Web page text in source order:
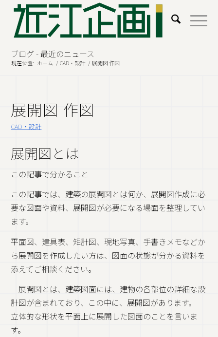
ブログ - 最近のニュース
現在位置: ホーム / CAD・設計 / 展開図 作図
展開図 作図
CAD・設計
展開図とは
この記事で分かること
この記事では、建築の展開図とは何か、展開図作成に必
要な図面や資料、展開図が必要になる場面を整理してい
ます。
平面図、建具表、矩計図、現地写真、手書きメモなどか
ら展開図を作成したい方は、図面の状態が分かる資料を
添えてご相談ください。
展開図とは、建築図面には、建物の各部位の詳細な設
計図が含まれており、この中に、展開図があります。
立体的な形状を平面上に展開した図面のことを言いま
す。